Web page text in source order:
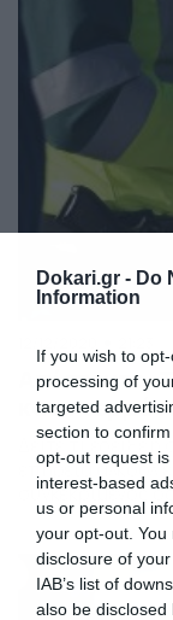
Dokari.gr - Do
Information
If you wish to
processing of
targeted
section to
opt-out request
interest-based
us or personal
your opt-out.
disclosure of
IAB’s list of
also be
Απίστευτο:
και…
Δείτε τι
επήρεια αλκοόλ
συγκεκριμένος
αλλά έκανε και
Αργεντινή
κλειστά, με τις
ο άνδρας […]